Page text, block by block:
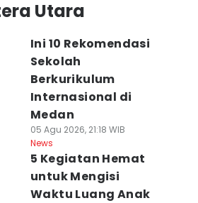
Utara
Ini 10 Rekomendasi
Sekolah
Berkurikulum
Internasional di
Medan
05 Agu 2026, 21:18 WIB
News
5 Kegiatan Hemat
untuk Mengisi
Waktu Luang Anak